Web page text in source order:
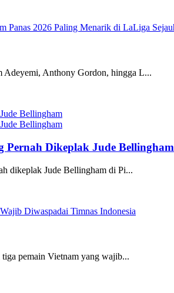
Adeyemi, Anthony Gordon, hingga L...
Pernah Dikeplak Jude Bellingham
dikeplak Jude Bellingham di Pi...
pemain Vietnam yang wajib...